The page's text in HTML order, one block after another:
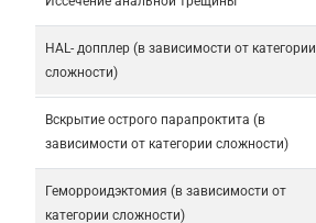
HAL- допплер (в зависимости от категории
сложности)
Вскрытие острого парапроктита (в
зависимости от категории сложности)
Геморроидэктомия (в зависимости от
категории сложности)